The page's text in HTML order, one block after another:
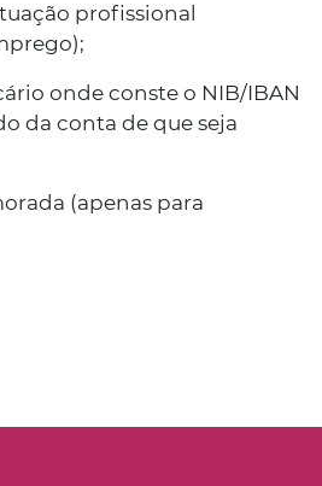
profissional
onde conste o NIB/IBAN
da conta de que seja
(apenas para